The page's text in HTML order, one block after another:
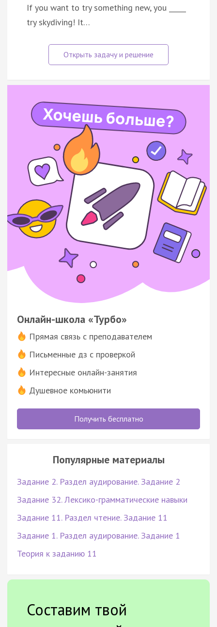
If you want to try something new, you _____
try skydiving! It…
Онлайн-школа «Турбо»
Прямая связь с преподавателем
Письменные дз с проверкой
Интересные онлайн-занятия
Душевное комьюнити
Получить бесплатно
Популярные материалы
Задание 2. Раздел аудирование. Задание 2
Задание 32. Лексико-грамматические навыки
Задание 11. Раздел чтение. Задание 11
Задание 1. Раздел аудирование. Задание 1
Теория к заданию 11
Составим твой